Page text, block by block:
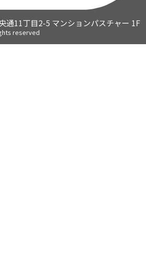
通11丁目2-5 マンションパスチャー 1F
reserved